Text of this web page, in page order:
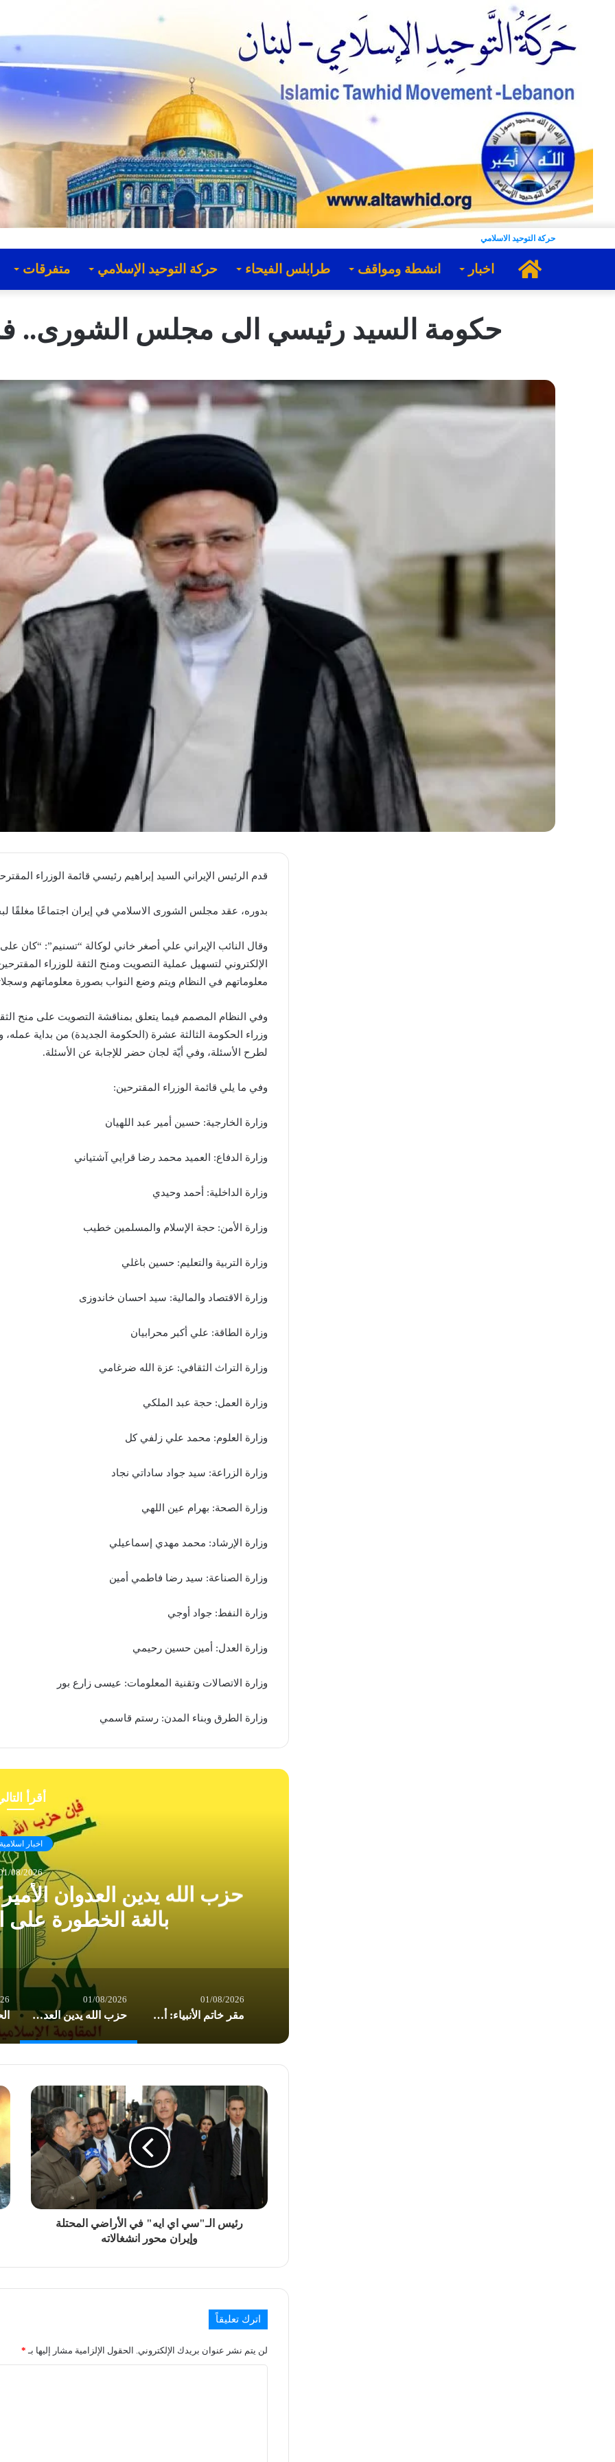
حركة التوحيد الاسلامي
الرئيسية
اخبار انشطة ومواقف طرابلس الفيحاء حركة التوحيد الإسلامي متفرقات
حكومة السيد رئيسي الى مجلس الشورى..
قدم الرئيس الإيراني السيد إبراهيم رئيسي قائمة الوزراء
بدوره، عقد مجلس الشورى الاسلامي في إيران اجتماعًا مغلقًا
وقال النائب الإيراني علي أصغر خاني لوكالة “تسنيم”: “كان
الإلكتروني لتسهيل عملية التصويت ومنح الثقة للوزراء
معلوماتهم في النظام ويتم وضع النواب بصورة معلوماتهم
وفي النظام المصمم فيما يتعلق بمناقشة التصويت على منح
وزراء الحكومة الثالثة عشرة (الحكومة الجديدة) من بداية
لطرح الأسئلة، وفي أيّة لجان حضر للإجابة عن الأسئلة.
وفي ما يلي قائمة الوزراء المقترحين:
وزارة الخارجية: حسين أمير عبد اللهيان
وزارة الدفاع: العميد محمد رضا قرايي آشتياني
وزارة الداخلية: أحمد وحيدي
وزارة الأمن: حجة الإسلام والمسلمين خطيب
وزارة التربية والتعليم: حسين باغلي
وزارة الاقتصاد والمالية: سيد احسان خاندوزى
وزارة الطاقة: علي أكبر محرابيان
وزارة التراث الثقافي: عزة الله ضرغامي
وزارة العمل: حجة عبد الملكي
وزارة العلوم: محمد علي زلفي كل
وزارة الزراعة: سيد جواد ساداتي نجاد
وزارة الصحة: ​​بهرام عين اللهي
وزارة الإرشاد: ​​محمد مهدي إسماعيلي
وزارة الصناعة: سيد رضا فاطمي أمين
وزارة النفط: جواد أوجي
وزارة العدل: أمين حسين رحيمي
وزارة الاتصالات وتقنية المعلومات: عيسى زارع بور
وزارة الطرق وبناء المدن: رستم قاسمي
أقرأ
اخبار
08/2026
حزب الله يدين العدوان
بالغة الخطورة على
01/08/2026
مقر خاتم الأنبياء: أميركا تسير بوتيرة نحو إشعال حرب إقليمية شاملة
01/08/2026
حزب الله يدين العدوان الأميركي على العراق: تداعياته بالغة الخطورة على المنطقة بأسرها
رئيس الـ"سي اي ايه" في الأراضي المحتلة
وإيران محور انشغالاته
اترك تعليقاً
لن يتم نشر عنوان بريدك الإلكتروني. الحقول الإلزامية مشار إليها بـ *